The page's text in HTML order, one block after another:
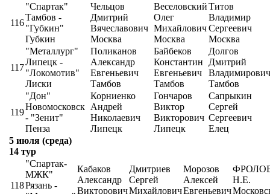
116
"Спартак"
Тамбов -
"Губкин"
Губкин
Чельцов
Дмитрий
Вячеславович
Москва
Веселовский
Олег
Михайлович
Москва
Титов
Владимир
Сергеевич
Москва
117
"Металлург"
Липецк -
"Локомотив"
Лиски
Поликанов
Александр
Евгеньевич
Тамбов
Байбеков
Константин
Евгеньевич
Тамбов
Долгов
Дмитрий
Владимирович
Тамбов
119
"Дон"
Новомосковск
- "Зенит"
Пенза
Корниенко
Андрей
Николаевич
Липецк
Гончаров
Виктор
Викторович
Липецк
Сапрыкин
Сергей
Сергеевич
Елец
5 июля (среда)
14 тур
118
"Спартак-
МЖК"
Рязань -
Кабаков
Александр
Викторович
Дмитриев
Сергей
Михайлович
Морозов
Алексей
Евгеньевич
Н.Е.